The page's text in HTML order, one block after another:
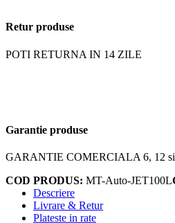
Retur produse
POTI RETURNA IN 14 ZILE
Garantie produse
GARANTIE COMERCIALA 6, 12
COD PRODUS: MT-Auto-JET100L
Descriere
Livrare & Retur
Plateste in rate